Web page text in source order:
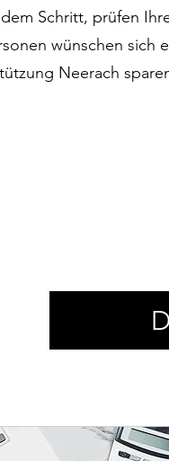
Schritt, prüfen
wünschen sich
Neerach